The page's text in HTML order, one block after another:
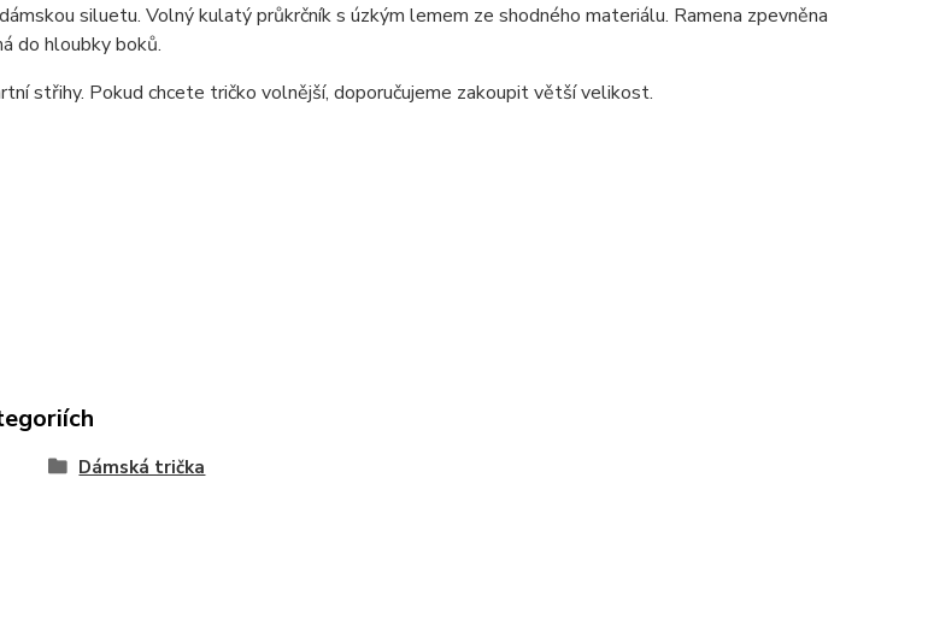
siluetu. Volný kulatý průkrčník s úzkým lemem ze shodného materiálu. Ramena zpevněna
do hloubky boků.
střihy. Pokud chcete tričko volnější, doporučujeme zakoupit větší velikost.
Dámská trička